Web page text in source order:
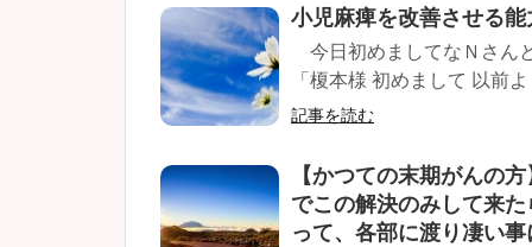
小児麻痺を改善させる
今日初めましてなＮさん
「榎本様 初めまして 以前
記事を読む
【かつての末期がんの
でこの解決のみして来
って、各部に渡り凄い